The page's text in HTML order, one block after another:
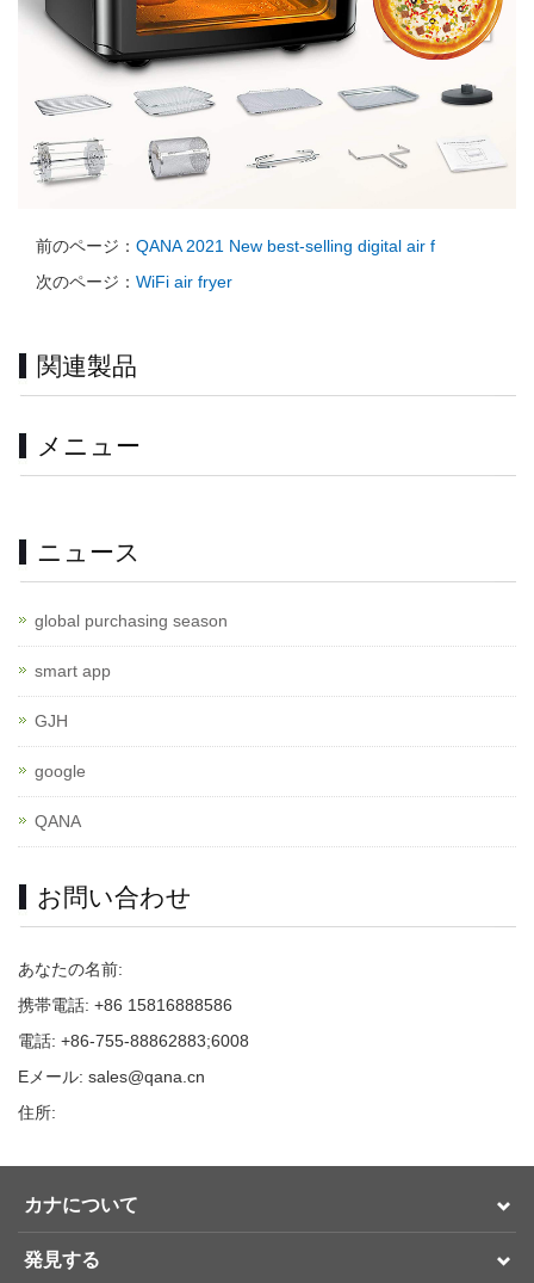
前のページ： QANA 2021 New best-selling digital air f
次のページ： WiFi air fryer
関連製品
メニュー
ニュース
global purchasing season
smart app
GJH
google
QANA
お問い合わせ
あなたの名前:
携帯電話: +86 15816888586
電話: +86-755-88862883;6008
Eメール: sales@qana.cn
住所:
カナについて
発見する